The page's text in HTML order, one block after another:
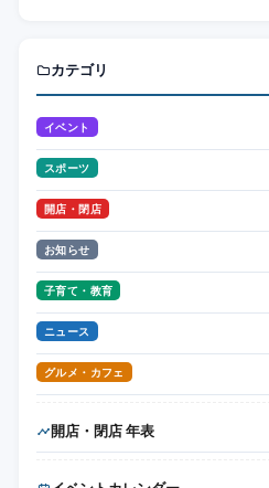
カテゴリ
イベント
スポーツ
開店・閉店
お知らせ
子育て・教育
ニュース
グルメ・カフェ
開店・閉店 年表